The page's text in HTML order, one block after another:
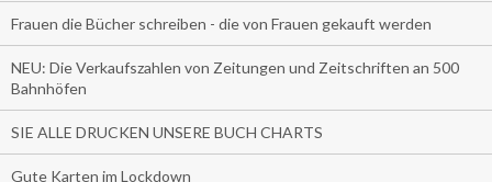
Frauen die Bücher schreiben - die von Frauen gekauft werden
NEU: Die Verkaufszahlen von Zeitungen und Zeitschriften an 500
Bahnhöfen
SIE ALLE DRUCKEN UNSERE BUCH CHARTS
Gute Karten im Lockdown